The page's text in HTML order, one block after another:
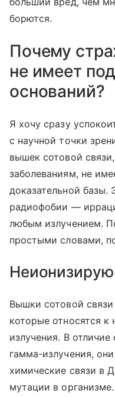
борются.
Почему
не имеет
оснований?
Я хочу сразу
с научной точки
вышек сотовой
заболеваниям, не
доказательной базы.
радиофобии —
любым излучением.
простыми словами,
Вышки сотовой
которые относятся
излучения. В отличие
гамма-излучения,
химические связи в
мутации в